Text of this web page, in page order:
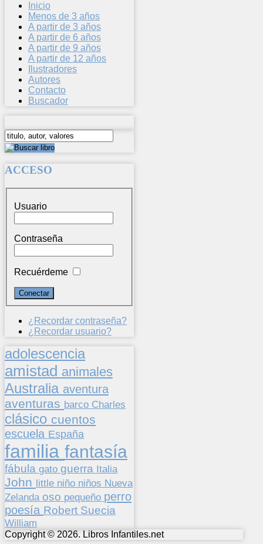
Inicio
Menos de 3 años
A partir de 3 años
A partir de 6 años
A partir de 9 años
A partir de 12 años
Ilustradores
Autores
Contacto
Buscador
ACCESO
Usuario
Contraseña
Recuérdeme
¿Recordar contraseña?
¿Recordar usuario?
adolescencia
amistad animales
Australia aventura
aventuras barco Charles
clásico cuentos
escuela España
familia fantasía
fábula gato guerra Italia
John little niño niños Nueva
Zelanda oso pequeño perro
poesía Robert Suecia
William
Copyright © 2026. Libros Infantiles.net